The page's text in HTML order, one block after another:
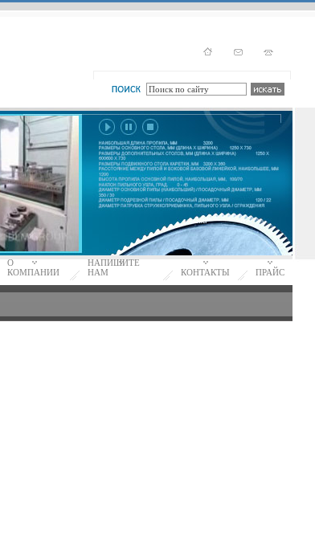
О
КОМПАНИИ
НАПИШИТЕ
НАМ
КОНТАКТЫ ПРАЙС